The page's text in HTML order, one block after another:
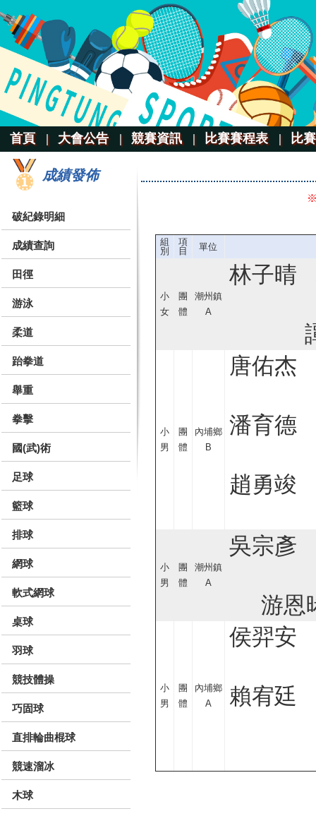
首頁 | 大會公告 | 競賽資訊 | 比賽賽程表 | 比
成績發佈
破紀錄明細
成績查詢
田徑
游泳
柔道
跆拳道
舉重
拳擊
國(武)術
足球
籃球
排球
網球
軟式網球
桌球
羽球
競技體操
巧固球
直排輪曲棍球
競速溜冰
木球
組
別
項
目
單位
小
女
團
體
潮州鎮
A
林子晴
小
男
團
體
內埔鄉
B
唐佑杰
潘育德
趙勇竣
小
男
團
體
潮州鎮
A
吳宗彥
游
小
男
團
體
內埔鄉
A
侯羿安
賴宥廷